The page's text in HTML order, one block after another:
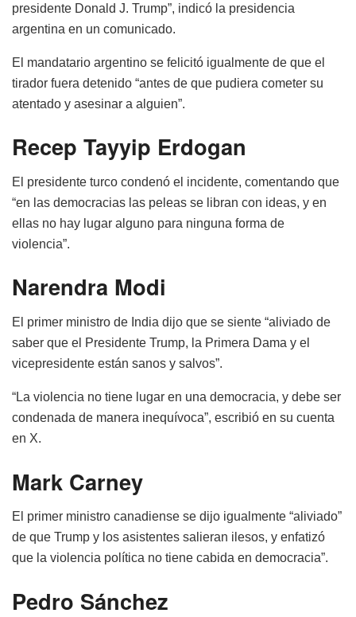
presidente Donald J. Trump”, indicó la presidencia
argentina en un comunicado.
El mandatario argentino se felicitó igualmente de que el
tirador fuera detenido “antes de que pudiera cometer su
atentado y asesinar a alguien”.
Recep Tayyip Erdogan
El presidente turco condenó el incidente, comentando que
“en las democracias las peleas se libran con ideas, y en
ellas no hay lugar alguno para ninguna forma de
violencia”.
Narendra Modi
El primer ministro de India dijo que se siente “aliviado de
saber que el Presidente Trump, la Primera Dama y el
vicepresidente están sanos y salvos”.
“La violencia no tiene lugar en una democracia, y debe ser
condenada de manera inequívoca”, escribió en su cuenta
en X.
Mark Carney
El primer ministro canadiense se dijo igualmente “aliviado”
de que Trump y los asistentes salieran ilesos, y enfatizó
que la violencia política no tiene cabida en democracia”.
Pedro Sánchez